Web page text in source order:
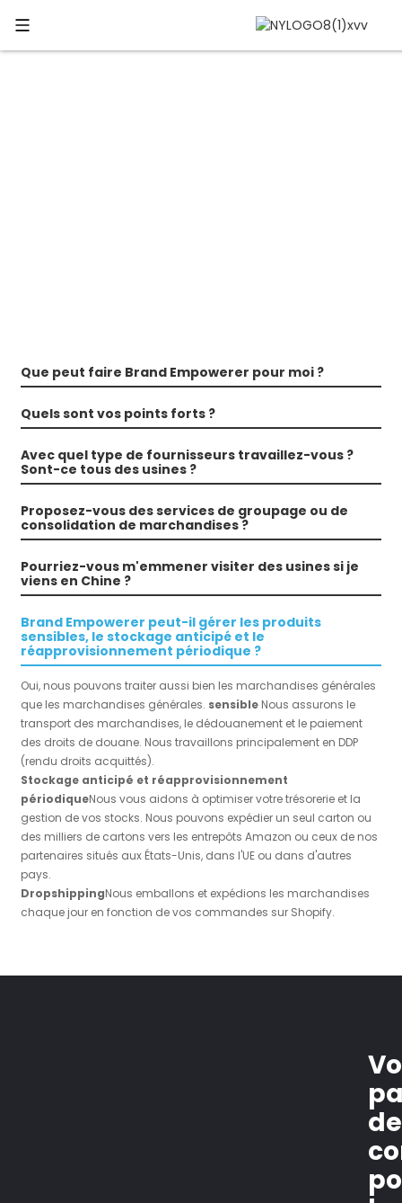
Que peut faire Brand Empowerer pour moi ?
Quels sont vos points forts ?
Avec quel type de fournisseurs travaillez-vous ?
Sont-ce tous des usines ?
Proposez-vous des services de groupage ou de
consolidation de marchandises ?
Pourriez-vous m'emmener visiter des usines si je
viens en Chine ?
Brand Empowerer peut-il gérer les produits
sensibles, le stockage anticipé et le
réapprovisionnement périodique ?
Oui, nous pouvons traiter aussi bien les marchandises générales
que les marchandises générales. sensible Nous assurons le
transport des marchandises, le dédouanement et le paiement
des droits de douane. Nous travaillons principalement en DDP
(rendu droits acquittés).
Stockage anticipé et réapprovisionnement
périodiqueNous vous aidons à optimiser votre trésorerie et la
gestion de vos stocks. Nous pouvons expédier un seul carton ou
des milliers de cartons vers les entrepôts Amazon ou ceux de nos
partenaires situés aux États-Unis, dans l'UE ou dans d'autres
pays.
DropshippingNous emballons et expédions les marchandises
chaque jour en fonction de vos commandes sur Shopify.
de